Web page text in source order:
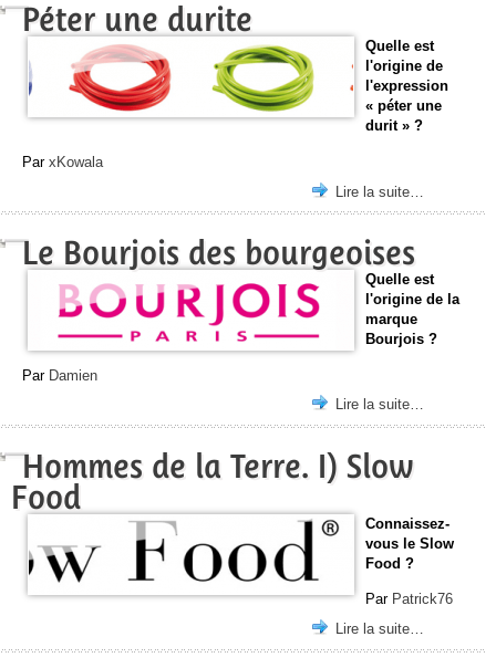
Péter une durite
Quelle est
l'origine de
l'expression
« péter une
durit » ?
Par xKowala
Lire la suite…
Le Bourjois des bourgeoises
Quelle est
l'origine de la
marque
Bourjois ?
Par Damien
Lire la suite…
Hommes de la Terre. I) Slow
Food
Connaissez-
vous le Slow
Food ?
Par Patrick76
Lire la suite…